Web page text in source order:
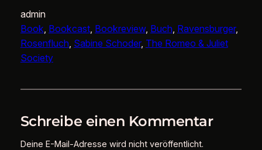
admin
Book, Bookcast, Bookreview, Buch, Ravensburger
Rosenfluch, Sabine Schoder, The Romeo & Juliet
Society
Schreibe einen Kommentar
Deine E-Mail-Adresse wird nicht veröffentlicht.